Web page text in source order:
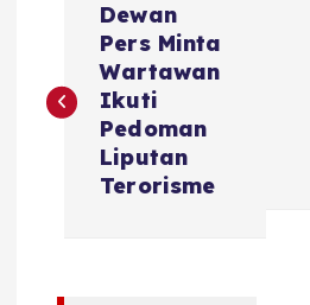
v
a
Dewan
Pers Minta
Wartawan
Ikuti
Pedoman
Liputan
Terorisme